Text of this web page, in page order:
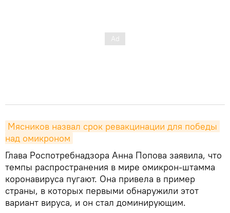
Мясников назвал срок ревакцинации для победы
над омикроном
Глава Роспотребнадзора Анна Попова заявила, что
темпы распространения в мире омикрон-штамма
коронавируса пугают. Она привела в пример
страны, в которых первыми обнаружили этот
вариант вируса, и он стал доминирующим.